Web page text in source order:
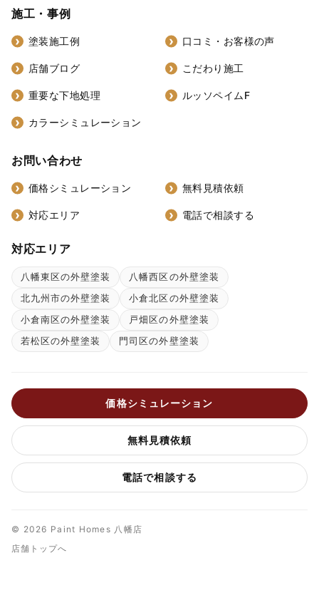
施工・事例
塗装施工例 口コミ・お客様の声
店舗ブログ こだわり施工
重要な下地処理 ルッソペイムF
カラーシミュレーション
お問い合わせ
価格シミュレーション 無料見積依頼
対応エリア 電話で相談する
対応エリア
八幡東区の外壁塗装
八幡西区の外壁塗装
北九州市の外壁塗装
小倉北区の外壁塗装
小倉南区の外壁塗装
戸畑区の外壁塗装
若松区の外壁塗装
門司区の外壁塗装
価格シミュレーション
無料見積依頼
電話で相談する
© 2026 Paint Homes 八幡店
店舗トップへ